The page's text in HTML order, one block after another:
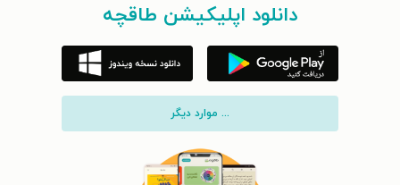
دانلود اپلیکیشن طاقچه
... موارد دیگر